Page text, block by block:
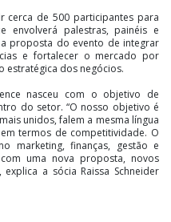
cerca de 500 participantes para
envolverá palestras, painéis e
proposta do evento de integrar
e fortalecer o mercado por
estratégica dos negócios.
nasceu com o objetivo de
do setor. “O nosso objetivo é
unidos, falem a mesma língua
termos de competitividade. O
marketing, finanças, gestão e
uma nova proposta, novos
a sócia Raissa Schneider